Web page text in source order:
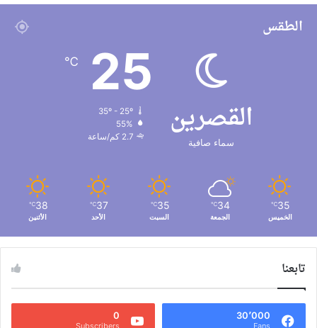
الطقس
القصرين
سماء صافية
25
℃
35º - 25º
55%
2.7 كم/ساعة
35
℃
الخميس
34
℃
الجمعة
35
℃
السبت
37
℃
الأحد
38
℃
الأثنين
تابعنا
30٬000
Fans
0
Subscribers